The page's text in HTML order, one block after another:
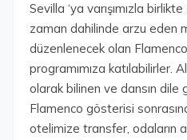
Sevilla ‘ya varışımızla
zaman dahilinde arzu eden
düzenlenecek olan
programımıza katılabilirler. Alt
olarak bilinen ve dansın dile
Flamenco gösterisi
otelimize transfer, odaların